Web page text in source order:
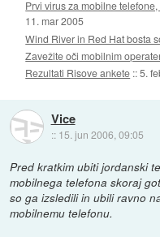
Prvi virus za mobilne
11. mar 2005
Wind River in Red Hat bosta
Zavežite oči mobilnim
Rezultati Risove ankete ::5.
Vice
:: 15. jun 2006, 09:05
Pred kratkim ubiti jordanski
mobilnega telefona skoraj
so ga izsledili in ubili ravno
mobilnemu telefonu.